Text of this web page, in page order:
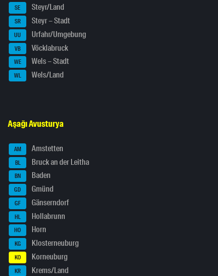
SE Steyr/Land
SR Steyr – Stadt
UU Urfahr/Umgebung
VB Vöcklabruck
WE Wels – Stadt
WL Wels/Land
Aşağı Avusturya
AM Amstetten
BL Bruck an der Leitha
BN Baden
GD Gmünd
GF Gänserndorf
HL Hollabrunn
HO Horn
KG Klosterneuburg
KO Korneuburg
KR Krems/Land